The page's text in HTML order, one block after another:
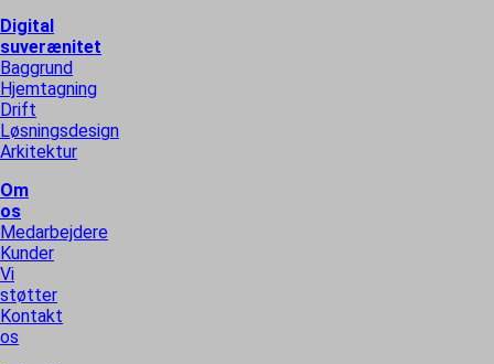
Digital
suverænitet
Baggrund
Hjemtagning
Drift
Løsningsdesign
Arkitektur
Om
os
Medarbejdere
Kunder
Vi
støtter
Kontakt
os